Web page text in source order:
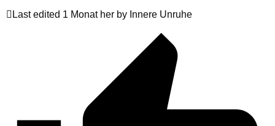
Last edited 1 Monat her by Innere Unruhe